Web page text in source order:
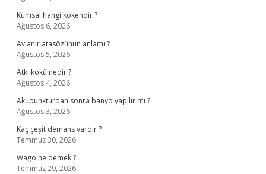
Kumsal hangi kökendir ?
Ağustos 6, 2026
Avlanır atasözünün anlamı ?
Ağustos 5, 2026
Atkı kökü nedir ?
Ağustos 4, 2026
Akupunkturdan sonra banyo yapılır mı ?
Ağustos 3, 2026
Kaç çeşit demans vardır ?
Temmuz 30, 2026
Wago ne demek ?
Temmuz 29, 2026